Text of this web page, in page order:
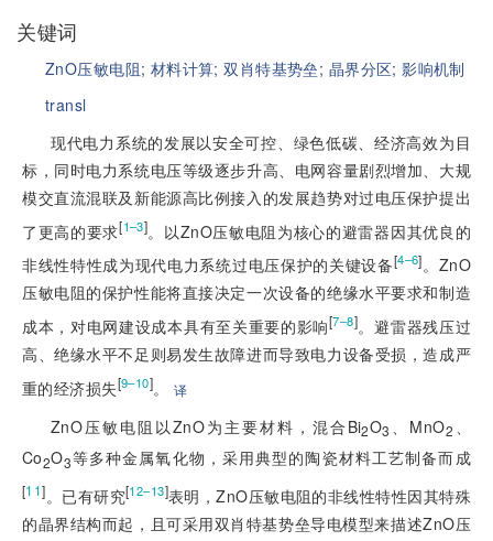
关键词
ZnO压敏电阻; 材料计算;双肖特基势垒; 晶界分区;影响机制
transl
现代电力系统的发展以安全可控、绿色低碳、经济高效为目
标，同时电力系统电压等级逐步升高、电网容量剧烈增加、大规
模交直流混联及新能源高比例接入的发展趋势对过电压保护提出
了更高的要求[1–3]。以ZnO压敏电阻为核心的避雷器因其优良的
非线性特性成为现代电力系统过电压保护的关键设备[4–6]。ZnO
压敏电阻的保护性能将直接决定一次设备的绝缘水平要求和制造
成本，对电网建设成本具有至关重要的影响[7–8]。避雷器残压过
高、绝缘水平不足则易发生故障进而导致电力设备受损，造成严
重的经济损失[9–10]。 译
ZnO压敏电阻以ZnO为主要材料，混合Bi2O3 、MnO2
Co2O3等多种金属氧化物，采用典型的陶瓷材料工艺制备而成
[11]。已有研究[12–13]表明，ZnO压敏电阻的非线性特性因其特殊
的晶界结构而起，且可采用双肖特基势垒导电模型来描述ZnO压